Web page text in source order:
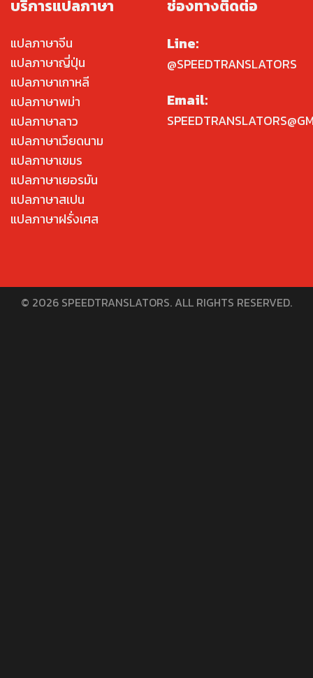
บริการแปลภาษา
แปลภาษาจีน
แปลภาษาญี่ปุ่น
แปลภาษาเกาหลี
แปลภาษาพม่า
แปลภาษาลาว
แปลภาษาเวียดนาม
แปลภาษาเขมร
แปลภาษาเยอรมัน
แปลภาษาสเปน
แปลภาษาฝรั่งเศส
ช่องทางติดต่อ
Line:
@SPEEDTRANSLATORS
Email:
© 2026 SPEEDTRANSLATORS. ALL RIGHTS RESERVED.